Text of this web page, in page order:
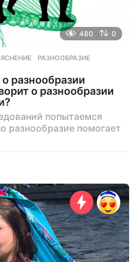
480 0
,РАЗНООБРАЗИЕ
разнообразии
о разнообразии
попытаемся
разнообразие помогает